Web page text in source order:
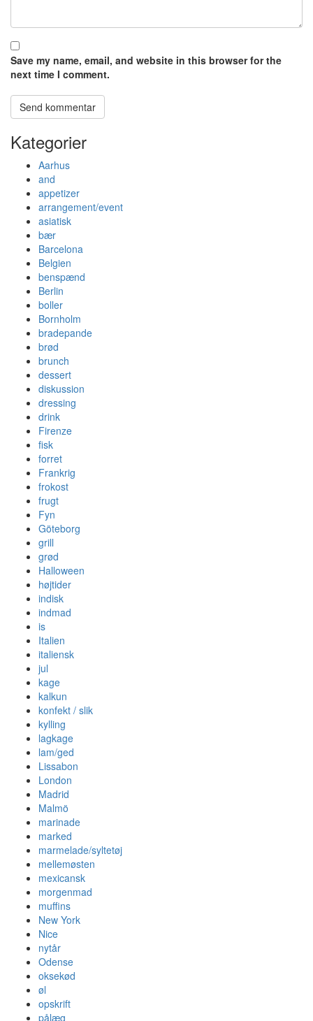
Save my name, email, and website in this browser for the
next time I comment.
Kategorier
Aarhus
and
appetizer
arrangement/event
asiatisk
bær
Barcelona
Belgien
benspænd
Berlin
boller
Bornholm
bradepande
brød
brunch
dessert
diskussion
dressing
drink
Firenze
fisk
forret
Frankrig
frokost
frugt
Fyn
Göteborg
grill
grød
Halloween
højtider
indisk
indmad
is
Italien
italiensk
jul
kage
kalkun
konfekt / slik
kylling
lagkage
lam/ged
Lissabon
London
Madrid
Malmö
marinade
marked
marmelade/syltetøj
mellemøsten
mexicansk
morgenmad
muffins
New York
Nice
nytår
Odense
oksekød
øl
opskrift
pålæg